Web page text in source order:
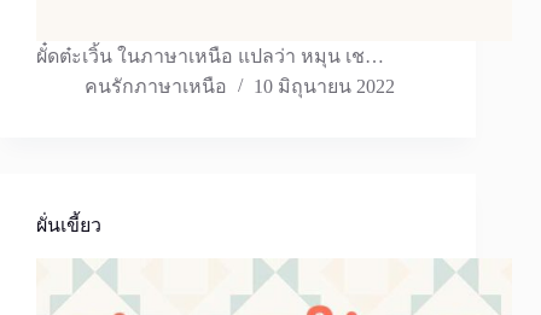
ผั๋ดต๋ะเวิ้น ในภาษาเหนือ แปลว่า หมุน เช…
คนรักภาษาเหนือ
10 มิถุนายน 2022
ผั่นเขี้ยว